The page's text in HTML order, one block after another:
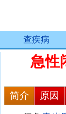
查疾病
急性
简介 原因